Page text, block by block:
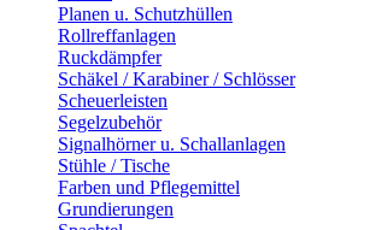
Planen u. Schutzhüllen
Rollreffanlagen
Ruckdämpfer
Schäkel / Karabiner / Schlösser
Scheuerleisten
Segelzubehör
Signalhörner u. Schallanlagen
Stühle / Tische
Farben und Pflegemittel
Grundierungen